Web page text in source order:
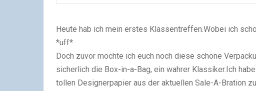
Heute hab ich mein erstes Klassentreffen.Wobei ich
*uff*
Doch zuvor möchte ich euch noch diese schöne
sicherlich die Box-in-a-Bag, ein wahrer Klassiker.Ich
tollen Designerpapier aus der aktuellen Sale-A-Bration